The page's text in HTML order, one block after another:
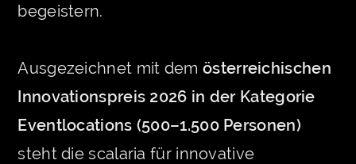
begeistern.
Ausgezeichnet mit dem österreichischen
Innovationspreis 2026 in der Kategorie
Eventlocations (500–1.500 Personen)
steht die scalaria für innovative